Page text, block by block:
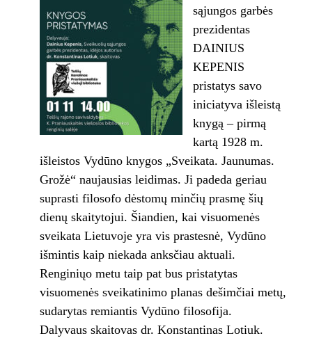
sąjungos garbės
prezidentas
DAINIUS
KEPENIS
pristatys savo
iniciatyva išleistą
knygą – pirmą
kartą 1928 m.
išleistos Vydūno knygos „Sveikata. Jaunumas.
Grožė“ naujausias leidimas. Ji padeda geriau
suprasti filosofo dėstomų minčių prasmę šių
dienų skaitytojui. Šiandien, kai visuomenės
sveikata Lietuvoje yra vis prastesnė, Vydūno
išmintis kaip niekada anksčiau aktuali.
Renginiųo metu taip pat bus pristatytas
visuomenės sveikatinimo planas dešimčiai metų,
sudarytas remiantis Vydūno filosofija.
Dalyvaus skaitovas dr. Konstantinas Lotiuk.